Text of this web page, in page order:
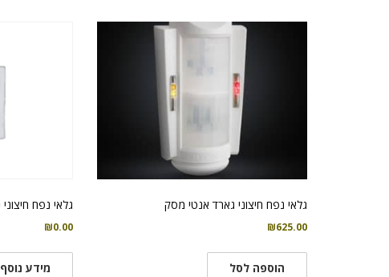
גלאי נפח חיצוני גארד אנטי מסק
₪625.00
הוספה לסל
גלאי נפח חיצוני EDS-2000
₪0.00
מידע נוסף